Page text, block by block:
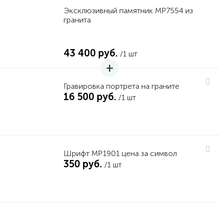
Эксклюзивный памятник MP7554 из
гранита
43 400 руб. /1 шт
Гравировка портрета на граните
16 500 руб. /1 шт
Шрифт MP1901 цена за символ
350 руб. /1 шт